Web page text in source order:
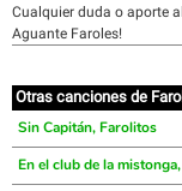
Cualquier duda o aporte
Aguante Faroles!
Otras canciones de
Sin Capitán, Farolitos
En el club de la